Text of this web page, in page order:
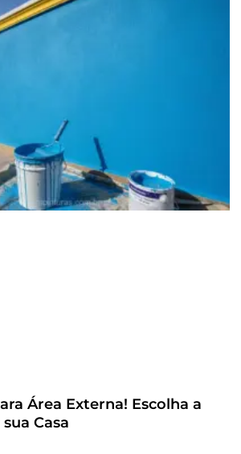
Área Externa! Escolha a
Casa